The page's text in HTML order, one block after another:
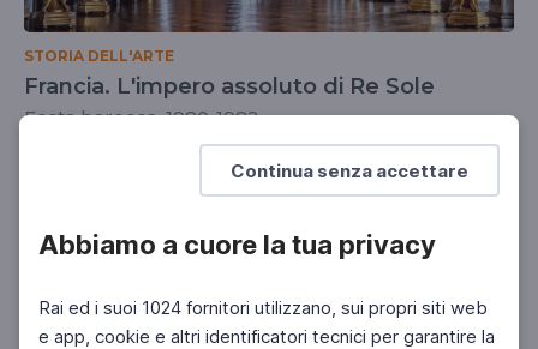
Continua senza accettare
Abbiamo a cuore la tua privacy
Rai ed i suoi 1024 fornitori utilizzano, sui propri siti web
e app, cookie e altri identificatori tecnici per garantire la
STORIA DELL'ARTE
Francia. L'impero assoluto di Re Sole
Festa barocca, 1980-1982